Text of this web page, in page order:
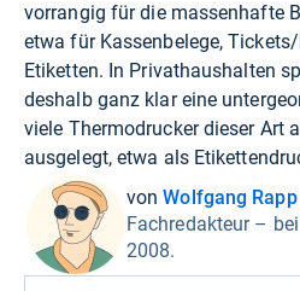
vorrangig für die massenhafte
etwa für Kassenbelege,
Etiketten. In Privathaushalten
deshalb ganz klar eine
viele Thermodrucker dieser Art
ausgelegt, etwa als
vonWolfgang Rapp
Fachredakteur –
2008.